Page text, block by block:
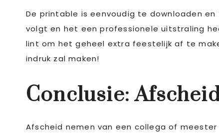
De printable is eenvoudig te downloaden
volgt en het een professionele uitstraling
lint om het geheel extra feestelijk af te
indruk zal maken!
Conclusie:
Afscheid nemen van een collega of